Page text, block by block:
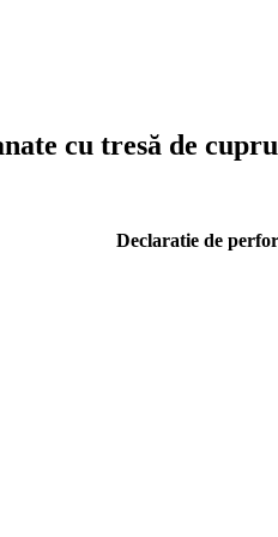
cu tresă de cupru
Declaratie de